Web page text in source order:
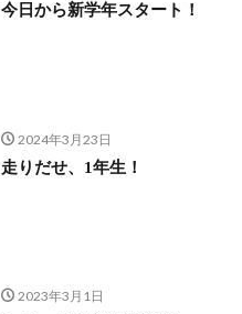
今日から新学年スタート！
2024年3月23日
走りだせ、1年生！
2023年3月1日